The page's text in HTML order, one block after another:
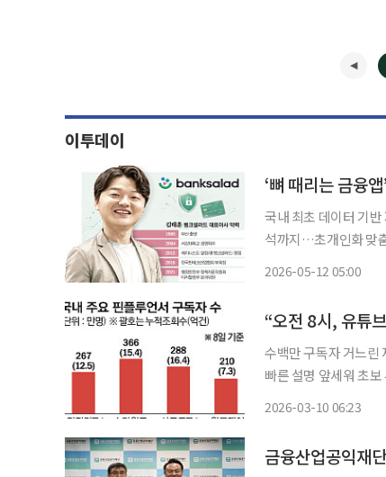
이투데이
국내 최초 데이터 기
석까지…초개인화 맞
2026-05-12 05:00
수백만 구독자 거느
빠른 설명 앞세워 초보 투자자 흡수 중동발 긴장 고조와 유
2026-03-10 06:23
금융산업공익재